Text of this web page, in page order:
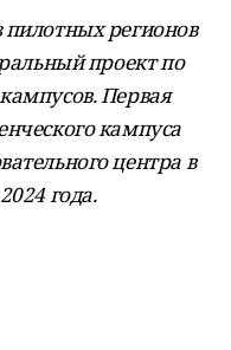
регионов
проект по
Первая
кампуса
центра в
года.